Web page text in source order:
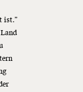
ist.”